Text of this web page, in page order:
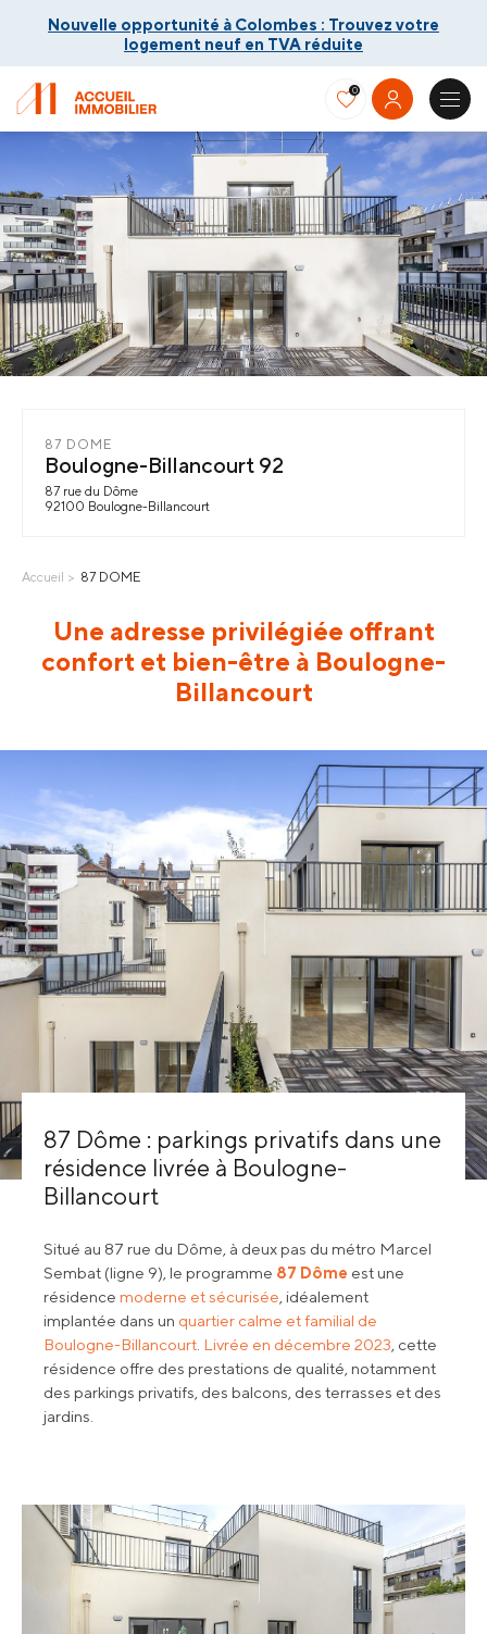
Nouvelle opportunité à Colombes : Trouvez votre
logement neuf en TVA réduite
Nouvelle opportunité à Colombes : Trouvez votre
logement neuf en TVA réduite
0
87 DOME
Boulogne-Billancourt 92
87 rue du Dôme
92100 Boulogne-Billancourt
Accueil 87 DOME
Une adresse privilégiée offrant
confort et bien-être à Boulogne-
Billancourt
87 Dôme : parkings privatifs dans une
résidence livrée à Boulogne-
Billancourt
Situé au 87 rue du Dôme, à deux pas du métro Marcel
Sembat (ligne 9), le programme 87 Dôme est une
résidence moderne et sécurisée , idéalement
implantée dans un quartier calme et familial de
Boulogne-Billancourt Livrée en décembre 2023 , cette
résidence offre des prestations de qualité, notamment
des parkings privatifs, des balcons, des terrasses et des
jardins.